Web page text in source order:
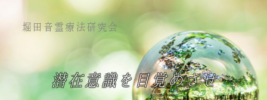
堀田音霊療法研究会
潜在意識を目覚めさせ